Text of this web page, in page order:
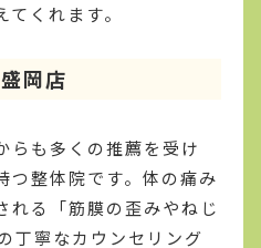
くれます。
岡店
らも多くの推薦を受け
つ整体院です。体の痛み
れる「筋膜の歪みやねじ
丁寧なカウンセリング